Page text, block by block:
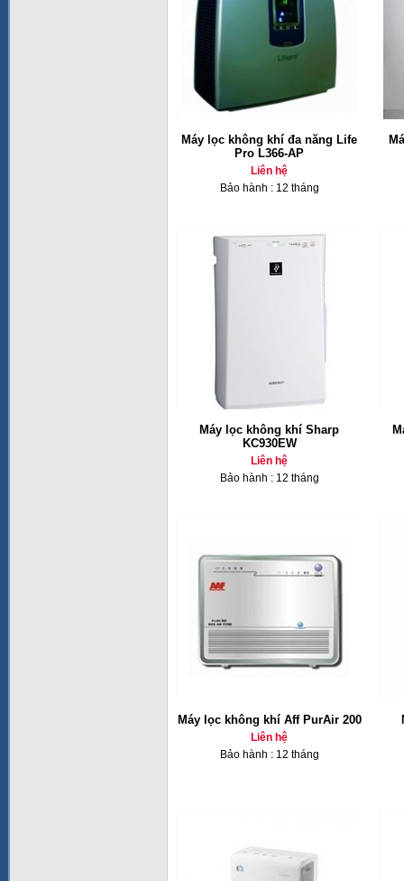
Máy lọc không khí đa năng Life
Pro L366-AP
Liên hệ
Bảo hành : 12 tháng
Máy lọc không khí Sharp
KC930EW
Liên hệ
Bảo hành : 12 tháng
Máy lọc không khí Aff PurAir 200
Liên hệ
Bảo hành : 12 tháng